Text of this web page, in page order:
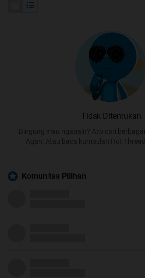
Tidak Ditemukan
Bingung mau ngapain? Ayo cari
Agan. Atau baca kumpulan Hot Thread
Komunitas Pilihan